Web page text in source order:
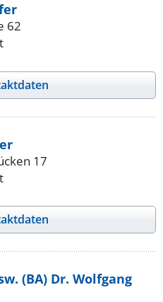
62
17
(BA) Dr. Wolfgang